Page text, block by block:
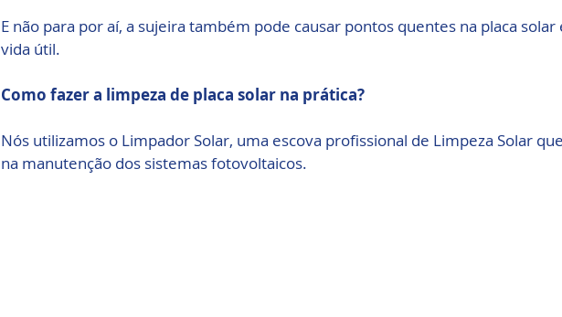
E não para por aí, a sujeira também pode causar pontos quentes na placa solar
vida útil.
Como fazer a limpeza de placa solar na prática?
Nós utilizamos o Limpador Solar, uma escova profissional de Limpeza Solar
na manutenção dos sistemas fotovoltaicos.